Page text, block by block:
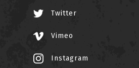
Twitter
Vimeo
Instagram